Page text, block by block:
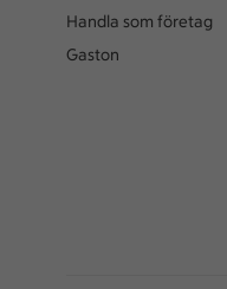
Handla som företag
Gaston